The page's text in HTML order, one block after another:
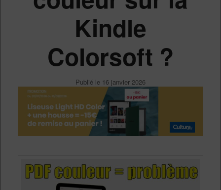
Kindle
Colorsoft ?
Publié le 16 janvier 2026